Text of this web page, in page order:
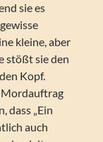
sie es
kleine, aber
stößt sie den
Kopf.
dass „Ein
auch